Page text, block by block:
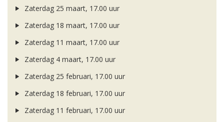
Zaterdag 25 maart, 17.00 uur
Zaterdag 18 maart, 17.00 uur
Zaterdag 11 maart, 17.00 uur
Zaterdag 4 maart, 17.00 uur
Zaterdag 25 februari, 17.00 uur
Zaterdag 18 februari, 17.00 uur
Zaterdag 11 februari, 17.00 uur